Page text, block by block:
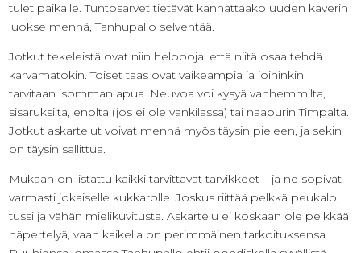
tulet paikalle. Tuntosarvet tietävät kannattaako uuden kaverin
luokse mennä, Tanhupallo selventää.
Jotkut tekeleistä ovat niin helppoja, että niitä osaa tehdä
karvamatokin. Toiset taas ovat vaikeampia ja joihinkin
tarvitaan isomman apua. Neuvoa voi kysyä vanhemmilta,
sisaruksilta, enolta (jos ei ole vankilassa) tai naapurin Timpalta.
Jotkut askartelut voivat mennä myös täysin pieleen, ja sekin
on täysin sallittua.
Mukaan on listattu kaikki tarvittavat tarvikkeet – ja ne sopivat
varmasti jokaiselle kukkarolle. Joskus riittää pelkkä peukalo,
tussi ja vähän mielikuvitusta. Askartelu ei koskaan ole pelkkää
näpertelyä, vaan kaikella on perimmäinen tarkoituksensa.